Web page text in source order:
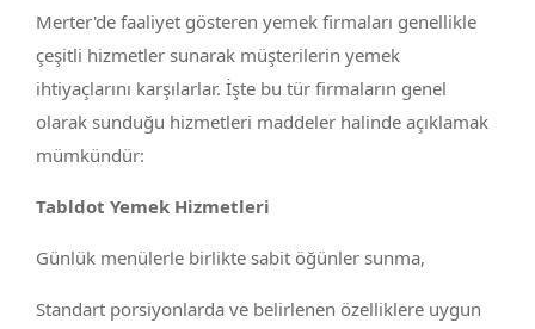
Merter'de faaliyet gösteren yemek firmaları genellikle
çeşitli hizmetler sunarak müşterilerin yemek
ihtiyaçlarını karşılarlar. İşte bu tür firmaların genel
olarak sunduğu hizmetleri maddeler halinde açıklamak
mümkündür:
Tabldot Yemek Hizmetleri
Günlük menülerle birlikte sabit öğünler sunma,
Standart porsiyonlarda ve belirlenen özelliklere uygun